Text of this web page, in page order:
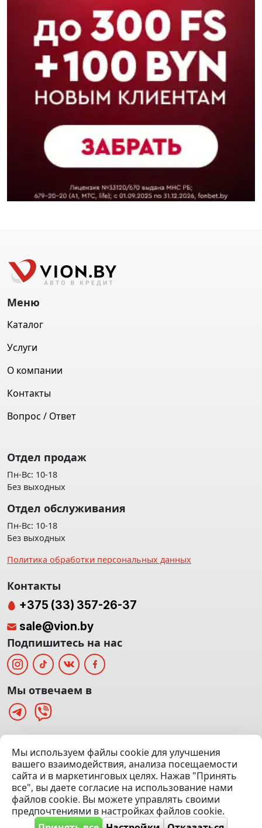
(Офис: 5 этаж | Осмотр авто: 5 этаж)
Посмотреть на карте
© 2020 — 2026 VION.BY — Продажа, выкуп и обмен | УНП
192961100 |Эвакуатор Минск
Меню
Каталог
Услуги
О компании
Контакты
Вопрос / Ответ
Отдел продаж
Пн-Вс: 10-18
Без выходных
Отдел обслуживания
Пн-Вс: 10-18
Без выходных
Политика обработки персональных данных
Мы используем файлы cookie для улучшения
вашего взаимодействия, анализа посещаемости
сайта и в маркетинговых целях. Нажав "Принять
все", вы даете согласие на использование нами
файлов cookie. Вы можете управлять своими
предпочтениями в настройках файлов cookie.
Контакты
+375 (33) 357-26-37
sale@vion.by
Подпишитесь на нас
Мы отвечаем в